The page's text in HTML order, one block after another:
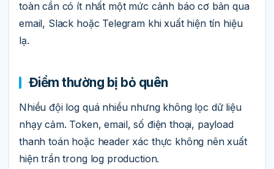
toàn cần có ít nhất một mức cảnh báo cơ bản qua
email, Slack hoặc Telegram khi xuất hiện tín hiệu
lạ.
Điểm thường bị bỏ quên
Nhiều đội log quá nhiều nhưng không lọc dữ liệu
nhạy cảm. Token, email, số điện thoại, payload
thanh toán hoặc header xác thực không nên xuất
hiện trần trong log production.